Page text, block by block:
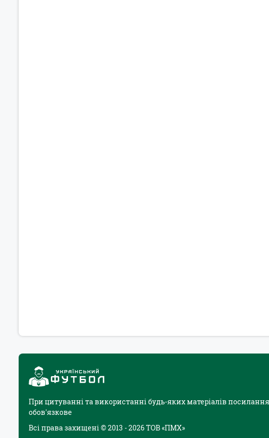
При цитуванні та використанні будь-яких матеріалів
обов'язкове
Всі права захищені © 2013 - 2026 ТОВ «ПМХ»